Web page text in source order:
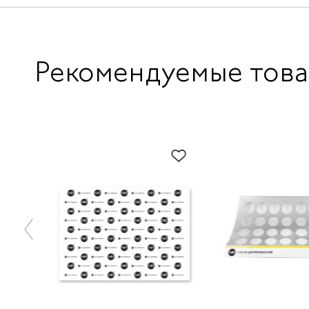
Рекомендуемые